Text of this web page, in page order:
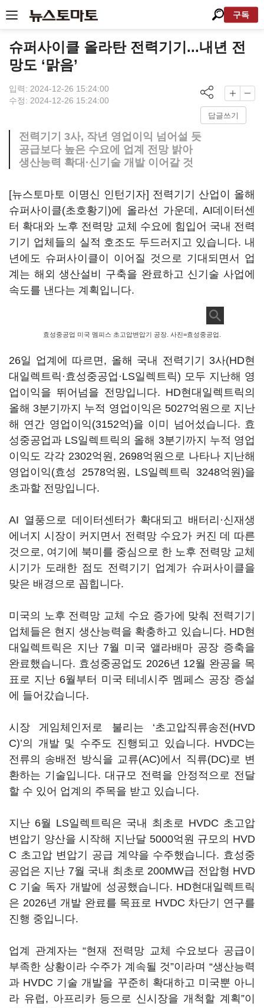
구독
슈퍼사이클 올라탄 전력기기...내년 전
망도 ‘맑음’
입력: 2024-12-26 15:24:00
수정: 2024-12-26 15:24:00
답글쓰기
전력기기 3사, 작년 영업이익 넘어설 듯
공급보다 높은 수요에 업계 전망 밝아
생산능력 확대·신기술 개발 이어갈 것
[뉴스토마토 이명신 인턴기자] 전력기기 산업이 올해
슈퍼사이클(초호황기)에 올라선 가운데, AI데이터센
터 확대와 노후 전력망 교체 수요에 힘입어 국내 전력
기기 업체들의 실적 호조도 두드러지고 있습니다. 내
년에도 슈퍼사이클이 이어질 것으로 기대되면서 업
계는 해외 생산설비 구축을 완료하고 신기술 사업에
속도를 낸다는 계획입니다.
효성중공업 미국 멤피스 초고압변압기 공장. 사진=효성중공업.
26일 업계에 따르면, 올해 국내 전력기기 3사(HD현
대일렉트릭·효성중공업·LS일렉트릭) 모두 지난해 영
업이익을 뛰어넘을 전망입니다. HD현대일렉트릭의
올해 3분기까지 누적 영업이익은 5027억원으로 지난
해 연간 영업이익(3152억)을 이미 넘어섰습니다. 효
성중공업과 LS일렉트릭의 올해 3분기까지 누적 영업
이익도 각각 2302억원, 2698억원으로 나타나 지난해
영업이익(효성 2578억원, LS일렉트릭 3248억원)을
초과할 전망입니다.
AI 열풍으로 데이터센터가 확대되고 배터리·신재생
에너지 시장이 커지면서 전력망 수요가 커진 데 따른
것으로, 여기에 북미를 중심으로 한 노후 전력망 교체
시기가 도래한 점도 전력기기 업계가 슈퍼사이클을
맞은 배경으로 꼽힙니다.
미국의 노후 전력망 교체 수요 증가에 맞춰 전력기기
업체들은 현지 생산능력을 확충하고 있습니다. HD현
대일렉트릭은 지난 7월 미국 앨라배마 공장 증축을
완료했습니다. 효성중공업도 2026년 12월 완공을 목
표로 지난 6월부터 미국 테네시주 멤페스 공장 증설
에 들어갔습니다.
시장 게임체인저로 불리는 ‘초고압직류송전(HVD
C)’의 개발 및 수주도 진행되고 있습니다. HVDC는
전류의 송배전 방식을 교류(AC)에서 직류(DC)로 변
환하는 기술입니다. 대규모 전력을 안정적으로 전달
할 수 있어 업계의 주목을 받고 있습니다.
지난 6월 LS일렉트릭은 국내 최초로 HVDC 초고압
변압기 양산을 시작해 지난달 5000억원 규모의 HVD
C 초고압 변압기 공급 계약을 수주했습니다. 효성중
공업은 지난 7월 국내 최초로 200MW급 전압형 HVD
C 기술 독자 개발에 성공했습니다. HD현대일렉트릭
은 2026년 개발 완료를 목표로 HVDC 차단기 연구를
진행 중입니다.
업계 관계자는 “현재 전력망 교체 수요보다 공급이
부족한 상황이라 수주가 계속될 것”이라며 “생산능력
과 HVDC 기술 개발을 꾸준히 확대하고 미국뿐 아니
라 유럽, 아프리카 등으로 신시장을 개척할 계획”이